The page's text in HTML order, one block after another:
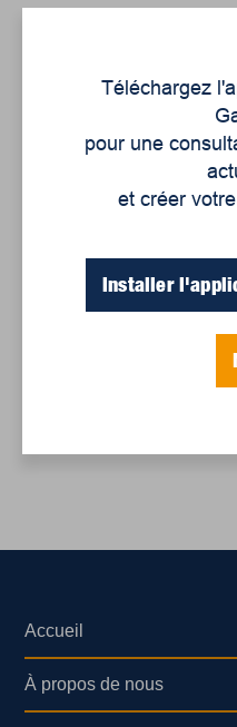
Environnement
Roundup: quand
Monsanto joue
Téléchargez
pour une
et créer
Installer
Accueil
À propos de nous